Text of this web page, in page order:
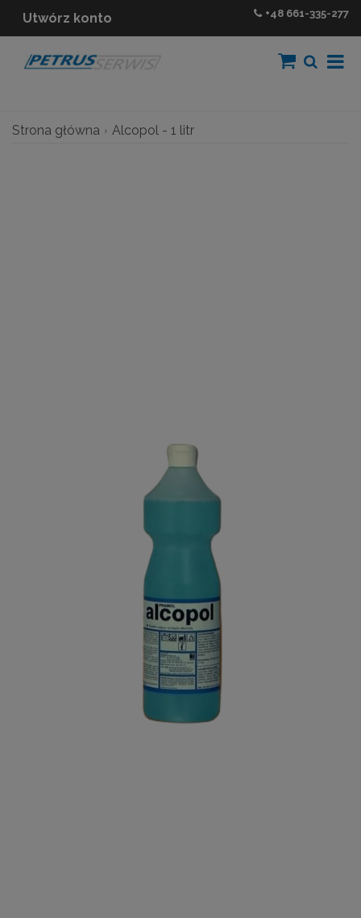
Utwórz konto +48 661-335-277
Strona główna Alcopol - 1 litr